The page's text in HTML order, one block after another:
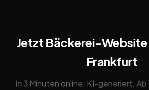
Jetzt Bäckerei-Website
Frankfurt
In 3 Minuten online. KI-generiert.